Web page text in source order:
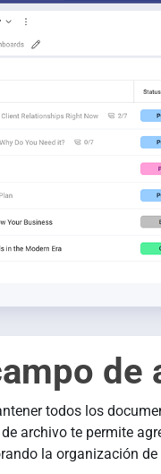
de
todos los
archivo te permite
la organización